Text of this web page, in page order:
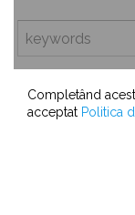
Completând
acceptat Politica